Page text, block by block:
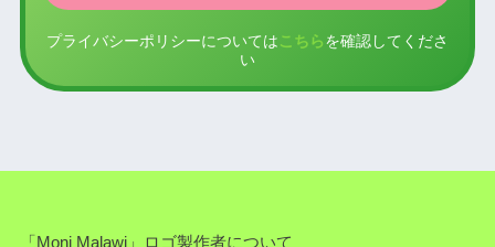
プライバシーポリシーについては こちら を確認してくださ
い
「Moni Malawi」ロゴ製作者について